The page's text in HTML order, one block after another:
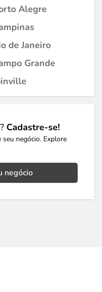
Alegre
de Janeiro
Grande
Cadastre-se!
negócio. Explore
negócio